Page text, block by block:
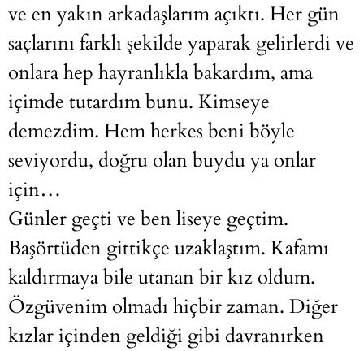
ve en yakın arkadaşlarım açıktı. Her gün
saçlarını farklı şekilde yaparak gelirlerdi ve
onlara hep hayranlıkla bakardım, ama
içimde tutardım bunu. Kimseye
demezdim. Hem herkes beni böyle
seviyordu, doğru olan buydu ya onlar
için…
Günler geçti ve ben liseye geçtim.
Başörtüden gittikçe uzaklaştım. Kafamı
kaldırmaya bile utanan bir kız oldum.
Özgüvenim olmadı hiçbir zaman. Diğer
kızlar içinden geldiği gibi davranırken